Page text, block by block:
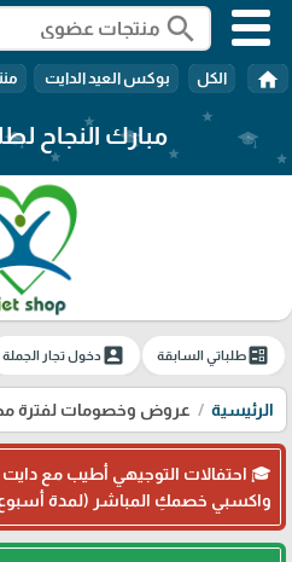
search
home الكل بوكس العيد الدايت
مبارك النجاح
ballotطلباتي السابقة account_boxدخول تجار الجملة
الرئيسية عروض وخصومات لفترة
🎓 احتفالات التوجيهي أطيب مع
واكسبي خصمكِ المباشر (لمدة